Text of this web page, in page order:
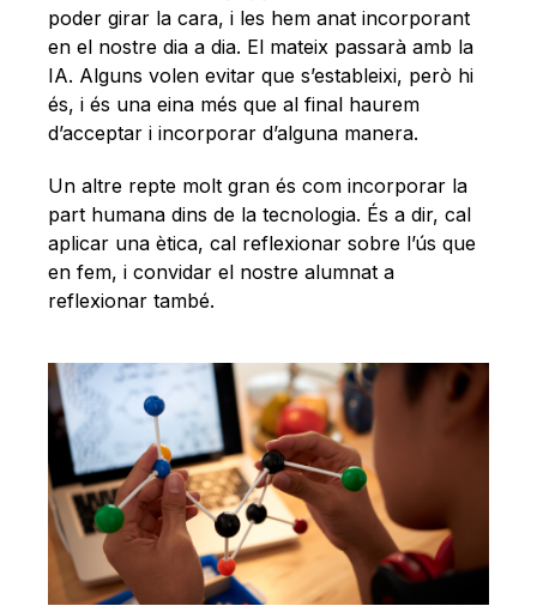
poder girar la cara, i les hem anat incorporant
en el nostre dia a dia. El mateix passarà amb la
IA. Alguns volen evitar que s’estableixi, però hi
és, i és una eina més que al final haurem
d’acceptar i incorporar d’alguna manera.
Un altre repte molt gran és com incorporar la
part humana dins de la tecnologia. És a dir, cal
aplicar una ètica, cal reflexionar sobre l’ús que
en fem, i convidar el nostre alumnat a
reflexionar també.